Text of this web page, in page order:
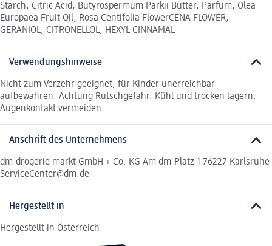
Starch, Citric Acid, Butyrospermum Parkii Butter, Parfum, Olea
Europaea Fruit Oil, Rosa Centifolia FlowerCENA FLOWER,
GERANIOL, CITRONELLOL, HEXYL CINNAMAL
Verwendungshinweise
Nicht zum Verzehr geeignet, für Kinder unerreichbar
aufbewahren. Achtung Rutschgefahr. Kühl und trocken lagern.
Augenkontakt vermeiden.
Anschrift des Unternehmens
dm-drogerie markt GmbH + Co. KG Am dm-Platz 1 76227 Karlsruhe
ServiceCenter@dm.de
Hergestellt in
Hergestellt in Österreich